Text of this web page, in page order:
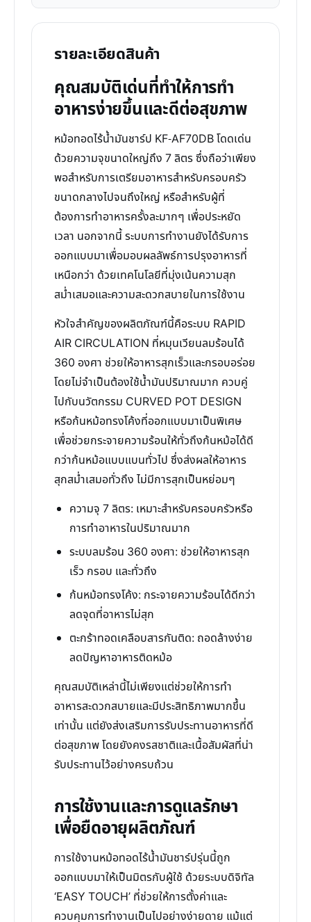
รายละเอียดสินค้า
คุณสมบัติเด่นที่ทำให้การทำ
อาหารง่ายขึ้นและดีต่อสุขภาพ
หม้อทอดไร้น้ำมันชาร์ป KF-AF70DB โดดเด่น
ด้วยความจุขนาดใหญ่ถึง 7 ลิตร ซึ่งถือว่าเพียง
พอสำหรับการเตรียมอาหารสำหรับครอบครัว
ขนาดกลางไปจนถึงใหญ่ หรือสำหรับผู้ที่
ต้องการทำอาหารครั้งละมากๆ เพื่อประหยัด
เวลา นอกจากนี้ ระบบการทำงานยังได้รับการ
ออกแบบมาเพื่อมอบผลลัพธ์การปรุงอาหารที่
เหนือกว่า ด้วยเทคโนโลยีที่มุ่งเน้นความสุก
สม่ำเสมอและความสะดวกสบายในการใช้งาน
หัวใจสำคัญของผลิตภัณฑ์นี้คือระบบ RAPID
AIR CIRCULATION ที่หมุนเวียนลมร้อนได้
360 องศา ช่วยให้อาหารสุกเร็วและกรอบอร่อย
โดยไม่จำเป็นต้องใช้น้ำมันปริมาณมาก ควบคู่
ไปกับนวัตกรรม CURVED POT DESIGN
หรือก้นหม้อทรงโค้งที่ออกแบบมาเป็นพิเศษ
เพื่อช่วยกระจายความร้อนให้ทั่วถึงก้นหม้อได้ดี
กว่าก้นหม้อแบบแบนทั่วไป ซึ่งส่งผลให้อาหาร
สุกสม่ำเสมอทั่วถึง ไม่มีการสุกเป็นหย่อมๆ
ความจุ 7 ลิตร: เหมาะสำหรับครอบครัวหรือ
การทำอาหารในปริมาณมาก
ระบบลมร้อน 360 องศา: ช่วยให้อาหารสุก
เร็ว กรอบ และทั่วถึง
ก้นหม้อทรงโค้ง: กระจายความร้อนได้ดีกว่า
ลดจุดที่อาหารไม่สุก
ตะกร้าทอดเคลือบสารกันติด: ถอดล้างง่าย
ลดปัญหาอาหารติดหม้อ
คุณสมบัติเหล่านี้ไม่เพียงแต่ช่วยให้การทำ
อาหารสะดวกสบายและมีประสิทธิภาพมากขึ้น
เท่านั้น แต่ยังส่งเสริมการรับประทานอาหารที่ดี
ต่อสุขภาพ โดยยังคงรสชาติและเนื้อสัมผัสที่น่า
รับประทานไว้อย่างครบถ้วน
การใช้งานและการดูแลรักษา
เพื่อยืดอายุผลิตภัณฑ์
การใช้งานหม้อทอดไร้น้ำมันชาร์ปรุ่นนี้ถูก
ออกแบบมาให้เป็นมิตรกับผู้ใช้ ด้วยระบบดิจิทัล
‘EASY TOUCH’ ที่ช่วยให้การตั้งค่าและ
ควบคุมการทำงานเป็นไปอย่างง่ายดาย แม้แต่